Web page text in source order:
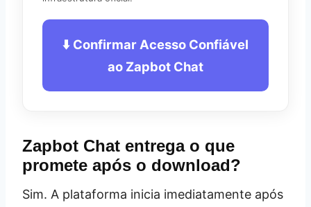
⬇️ Confirmar Acesso Confiável
ao Zapbot Chat
Zapbot Chat entrega o que
promete após o download?
Sim. A plataforma inicia imediatamente após